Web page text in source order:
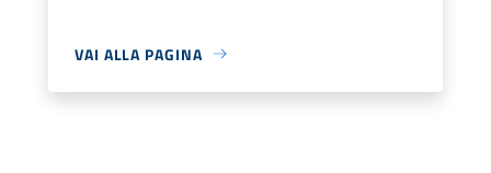
VAI ALLA PAGINA